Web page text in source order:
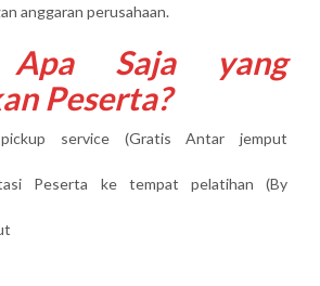
anggaran perusahaan.
Apa Saja yang
Peserta?
service (Gratis Antar jemput
Peserta ke tempat pelatihan (By